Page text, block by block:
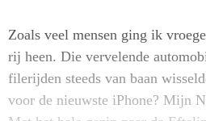
Zoals veel mensen ging ik
rij heen. Die vervelende
filerijden steeds van baan
voor de nieuwste iPhone? Mijn